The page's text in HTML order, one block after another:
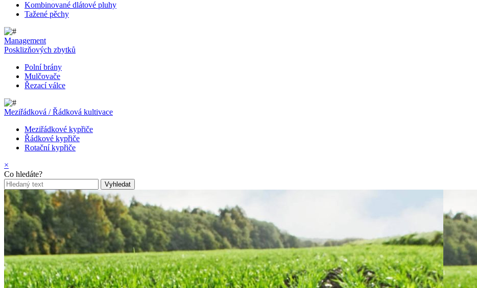
Kombinované dlátové pluhy
Tažené pěchy
Management
Posklizňových zbytků
Polní brány
Mulčovače
Řezací válce
Meziřádková / Řádková kultivace
Meziřádkové kypřiče
Řádkové kypřiče
Rotační kypřiče
×
Co hledáte?